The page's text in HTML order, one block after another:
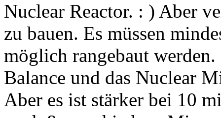
Nuclear Reactor. : ) Aber
zu bauen. Es müssen
möglich rangebaut
Balance und das Nuclear
Aber es ist stärker bei 10